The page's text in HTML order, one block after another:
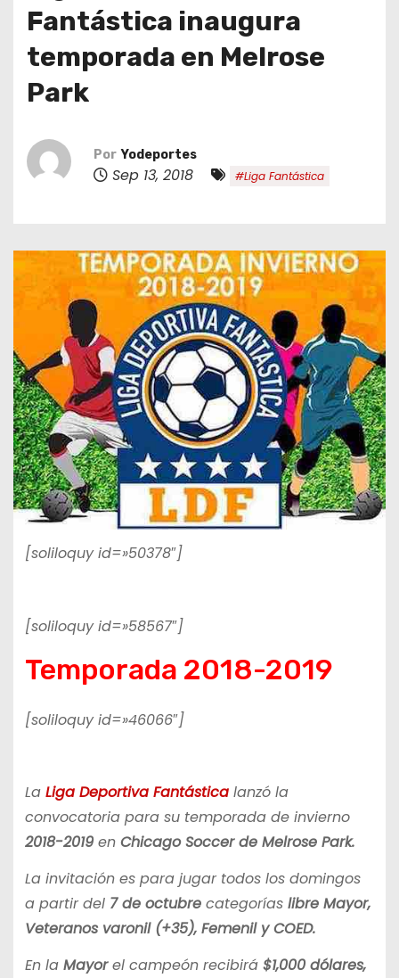
Fantástica inaugura
temporada en Melrose
Park
Por Yodeportes
Sep 13, 2018 #Liga Fantástica
[soliloquy id=»50378″]
[soliloquy id=»58567″]
Temporada 2018-2019
[soliloquy id=»46066″]
La Liga Deportiva Fantásticalanzó la
convocatoria para su temporada de invierno
2018-2019en Chicago Soccer de Melrose Park.
La invitación es para jugar todos los domingos
a partir del 7 de octubrecategorías libre Mayor,
Veteranos varonil (+35), Femenil y COED.
En laMayorel campeón recibirá$1,000 dólares,